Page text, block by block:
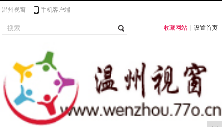
温州视窗 手机客户端
收藏网站 设置首页